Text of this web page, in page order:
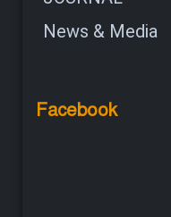
News & Media
Facebook